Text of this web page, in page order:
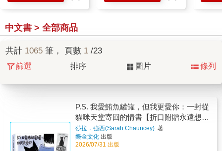
中文書 > 全部商品
共計 1065 筆， 頁數 1 /23
篩選 排序 圖片 條列
P.S. 我愛鮪魚罐罐，但我更愛你：一封從
貓咪天堂寄回的情書【折口附贈永遠想念
藏書卡】
莎拉．強西(Sarah Chauncey) 著
樂金文化 出版
2026/07/31 出版